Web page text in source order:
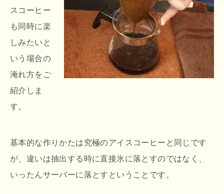
スコーヒー
も同時に楽
しみたいと
いう場合の
淹れ方をご
紹介しま
す。
基本的な作りかたは究極のアイスコーヒーと同じです
が、違いは抽出する時に直接氷に落とすのではなく、
いったんサーバーに落とすということです。